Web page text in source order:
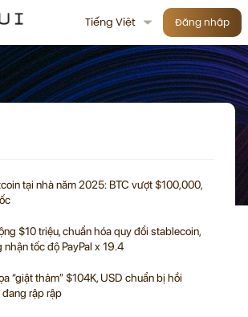
Tiếng Việt Đăng nhập
tại nhà năm 2025: BTC vượt $100,000,
$10 triệu, chuẩn hóa quy đổi stablecoin,
tốc độ PayPal x 19.4
“giật thảm” $104K, USD chuẩn bị hồi
rập rập